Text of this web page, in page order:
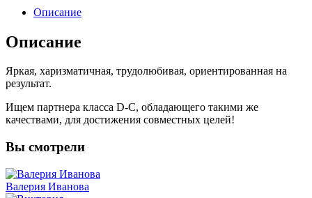
Описание
Описание
Яркая, харизматичная, трудолюбивая, ориентированная на
результат.
Ищем партнера класса D-C, обладающего такими же
качествами, для достижения совместных целей!
Вы смотрели
Валерия Иванова